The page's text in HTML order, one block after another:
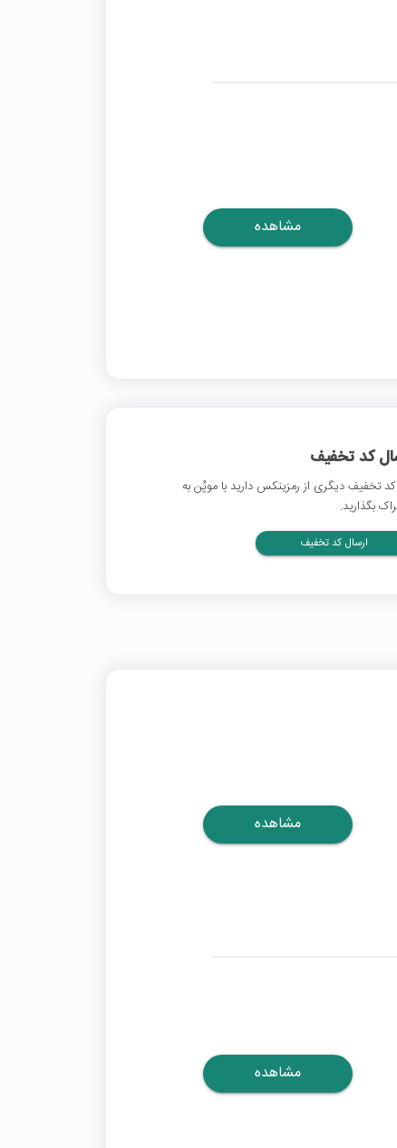
مشاهده
کد تخفیف
کد تخفیف دیگری از رمزینکس دارید با موپُن به
بگذارید.
ارسال کد تخفیف
مشاهده
مشاهده